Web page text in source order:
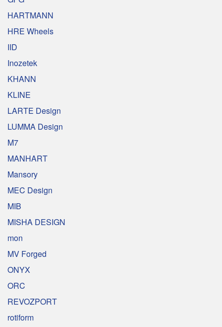
HARTMANN
HRE Wheels
IID
Inozetek
KHANN
KLINE
LARTE Design
LUMMA Design
M7
MANHART
Mansory
MEC Design
MIB
MISHA DESIGN
mon
MV Forged
ONYX
ORC
REVOZPORT
rotiform